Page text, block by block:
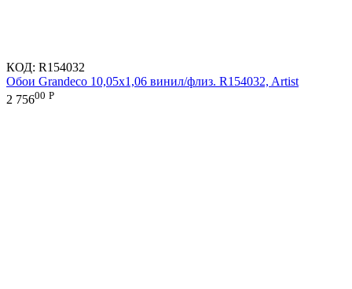
КОД: R154032
Обои Grandeco 10,05х1,06 винил/флиз. R154032, Artist
2 75600 Р